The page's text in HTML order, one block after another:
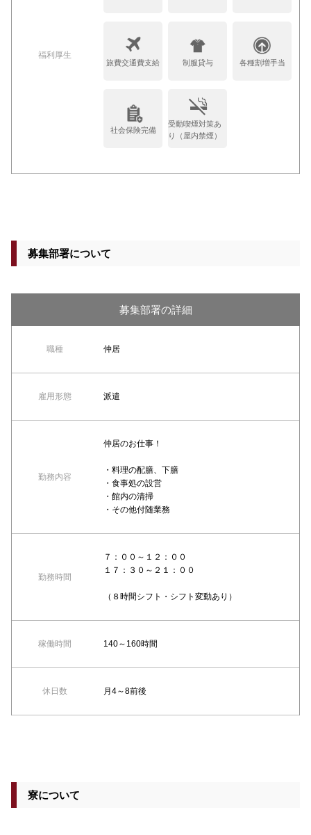
福利厚生
旅費交通費支給 制服貸与 各種割増手当
社会保険完備
受動喫煙対策あ
り（屋内禁煙）
募集部署について
募集部署の詳細
職種 仲居
雇用形態 派遣
勤務内容
仲居のお仕事！
・料理の配膳、下膳
・食事処の設営
・館内の清掃
・その他付随業務
勤務時間
７：００～１２：００
１７：３０～２１：００
（８時間シフト・シフト変動あり）
稼働時間 140～160時間
休日数 月4～8前後
寮について